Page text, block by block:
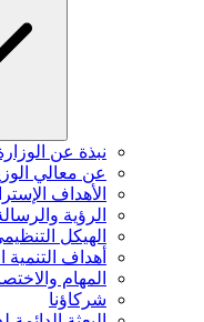
نبذة عن
عن معالي
الأهداف
الرؤية
الهيكل
أهداف التنمية
المهام
شركاؤنا